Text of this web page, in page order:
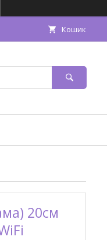
Кошик
20см